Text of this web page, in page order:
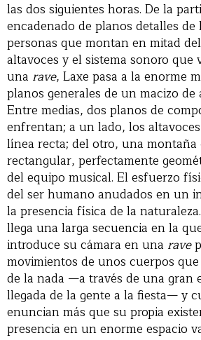
las dos siguientes horas. De la
encadenado de planos detalles de
personas que montan en mitad
altavoces y el sistema sonoro que
una rave, Laxe pasa a la enorme
planos generales de un macizo de
Entre medias, dos planos de
enfrentan; a un lado, los
línea recta; del otro, una
rectangular, perfectamente
del equipo musical. El esfuerzo
del ser humano anudados en un
la presencia física de la
llega una larga secuencia en la
introduce su cámara en una rave
movimientos de unos cuerpos
de la nada —a través de una gran
llegada de la gente a la fiesta— y
enuncian más que su propia
presencia en un enorme espacio